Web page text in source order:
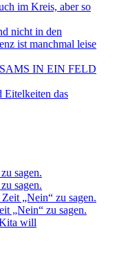
im Kreis, aber so
nicht in den
ist manchmal leise
IN EIN FELD
Eitelkeiten das
sagen.
sagen.
„Nein“ zu sagen.
„Nein“ zu sagen.
will